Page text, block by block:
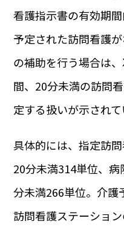
看護指示書の有効期間
予定された訪問看護
の補助を行う場合は
間、20分未満の訪問
定する扱いが示されて
具体的には、指定訪
20分未満314単位、
分未満266単位。介護
訪問看護ステーショ